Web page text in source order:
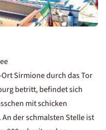
Sirmione durch das Tor
betritt, befindet sich
mit schicken
der schmalsten Stelle ist